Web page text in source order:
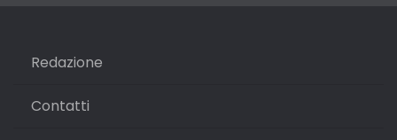
Redazione
Contatti